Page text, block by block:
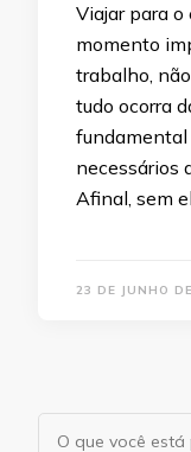
Viajar para o
momento
trabalho,
tudo ocorra
fundamental
necessários
Afinal, sem
23 DE JUNHO
Procurando